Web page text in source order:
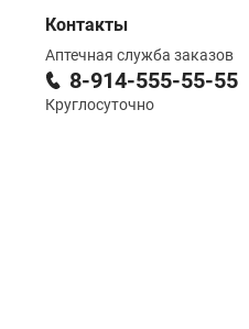
Контакты
Аптечная служба заказов
8-914-555-55-55
Круглосуточно